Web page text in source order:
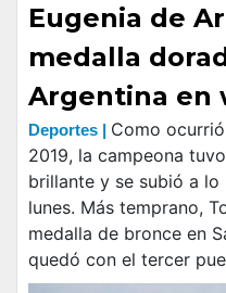
Eugenia de
medalla
Argentina en
Deportes | Como
2019, la campeona
brillante y se subió a
lunes. Más temprano,
medalla de bronce en
quedó con el tercer